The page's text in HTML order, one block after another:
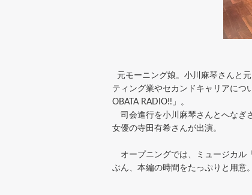
元モーニング娘。小川麻琴さんと
ティング業やセカンドキャリアにつ
OBATA RADIO!!」。
司会進行を小川麻琴さんとへなぎ
女優の寺田有希さんが出演。
オープニングでは、ミュージカル
ぶん、本編の時間をたっぷりと用意